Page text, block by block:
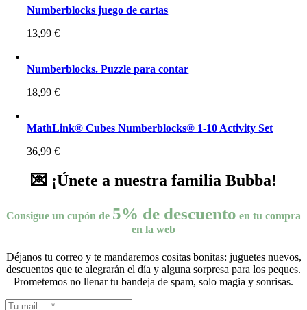
Numberblocks juego de cartas
13,99€
Numberblocks. Puzzle para contar
18,99€
MathLink® Cubes Numberblocks® 1-10 Activity Set
36,99€
💌 ¡Únete a nuestra familia Bubba!
Consigue un cupón de 5% de descuento en tu compra
en la web
Déjanos tu correo y te mandaremos cositas bonitas: juguetes nuevos,
descuentos que te alegrarán el día y alguna sorpresa para los peques.
Prometemos no llenar tu bandeja de spam, solo magia y sonrisas.